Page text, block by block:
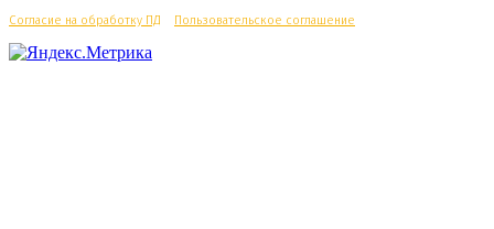
Согласие на обработку ПД Пользовательское соглашение